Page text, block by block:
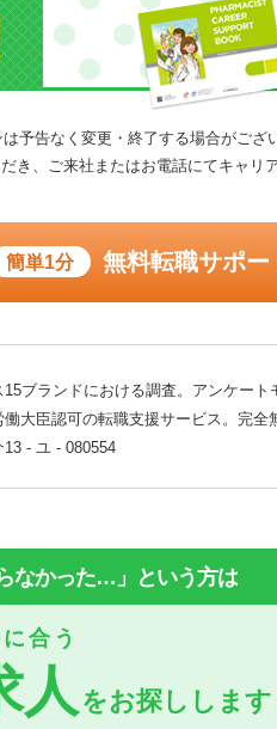
予告なく変更・終了する場合がござ
き、ご来社またはお電話にてキャリ
簡単1分 無料転職サポ
ブランドにおける調査。アンケート
働大臣認可の転職支援サービス。完全
- ユ - 080554
なかった…」という方は
合う
人をお探しします